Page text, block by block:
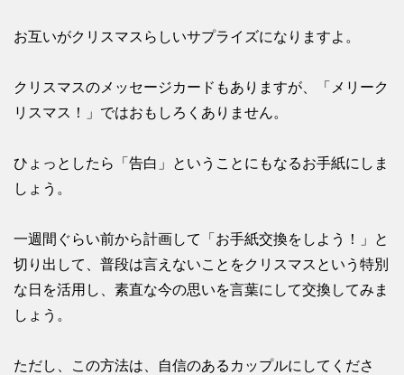
お互いがクリスマスらしいサプライズになりますよ。
クリスマスのメッセージカードもありますが、「メリーク
リスマス！」ではおもしろくありません。
ひょっとしたら「告白」ということにもなるお手紙にしま
しょう。
一週間ぐらい前から計画して「お手紙交換をしよう！」と
切り出して、普段は言えないことをクリスマスという特別
な日を活用し、素直な今の思いを言葉にして交換してみま
しょう。
ただし、この方法は、自信のあるカップルにしてくださ